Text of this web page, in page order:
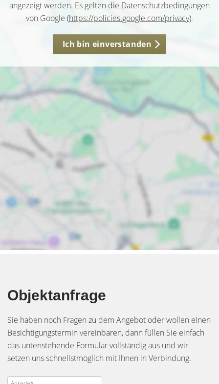
angezeigt werden. Es gelten die Datenschutzbedingungen
von Google (https://policies.google.com/privacy).
Ich bin einverstanden
Objektanfrage
Sie haben noch Fragen zu dem Angebot oder wollen einen
Besichtigungstermin vereinbaren, dann füllen Sie einfach
das untenstehende Formular vollständig aus und wir
setzen uns schnellstmöglich mit Ihnen in Verbindung.